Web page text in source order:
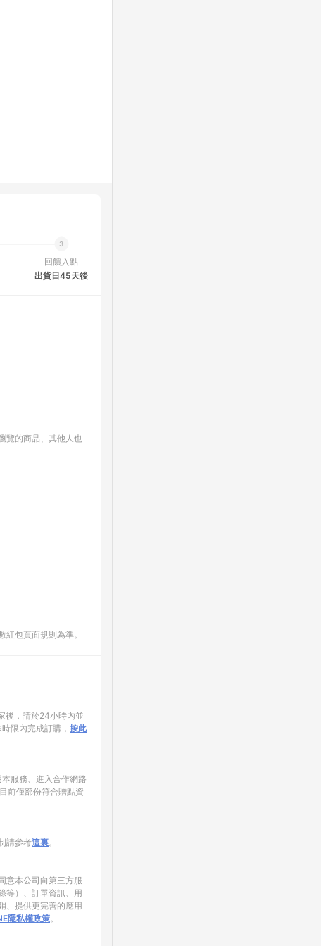
回饋入點
出貨日45天後
覽的商品、其他人也
包頁面規則為準。
後，請於24小時內並
限內完成訂購， 按此
服務、進入合作網路
前僅部份符合贈點資
請參考這裏。
意本公司向第三方服
等）、訂單資訊、用
、提供更完善的應用
隱私權政策。